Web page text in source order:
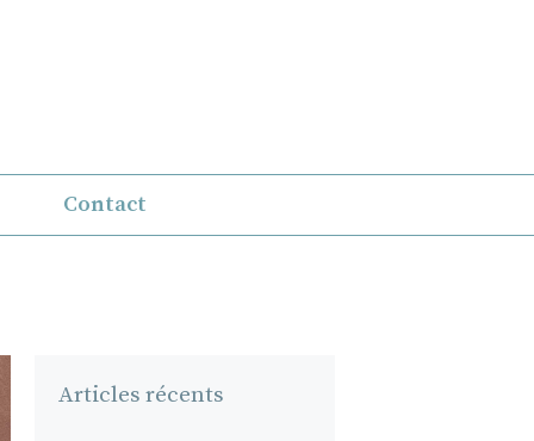
Contact
Articles récents